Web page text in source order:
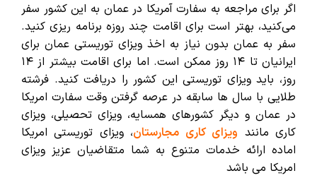
اگر برای مراجعه به سفارت آمریکا در عمان به این کشور سفر
می‌کنید، بهتر است برای اقامت چند روزه برنامه ریزی کنید.
سفر به عمان بدون نیاز به اخذ ویزای توریستی عمان برای
ایرانیان تا ۱۴ روز ممکن است. اما برای اقامت بیشتر از ۱۴
روز، باید ویزای توریستی این کشور را دریافت کنید. فرشته
طلایی با سال ها سابقه در عرصه گرفتن وقت سفارت امریکا
در عمان و دیگر کشورهای همسایه، ویزای تحصیلی، ویزای
کاری مانند ویزای کاری مجارستان، ویزای توریستی امریکا
اماده ارائه خدمات متنوع به شما متقاضیان عزیز ویزای
امریکا می باشد